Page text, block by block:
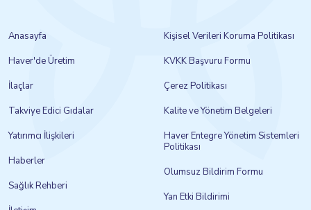
Anasayfa
Haver'de Üretim
İlaçlar
Takviye Edici Gıdalar
Yatırımcı İlişkileri
Haberler
Sağlık Rehberi
Kişisel Verileri Koruma Politikası
KVKK Başvuru Formu
Çerez Politikası
Kalite ve Yönetim Belgeleri
Haver Entegre Yönetim Sistemleri
Politikası
Olumsuz Bildirim Formu
Yan Etki Bildirimi